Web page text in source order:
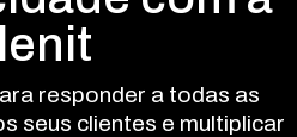
responder a todas as
seus clientes e multiplicar